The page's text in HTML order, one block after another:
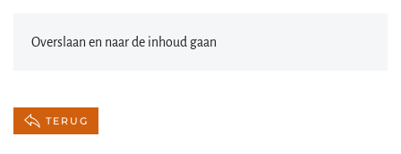
Overslaan en naar de inhoud gaan
TERUG